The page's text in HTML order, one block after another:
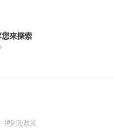
來探索
(Open
規則及政策(Open